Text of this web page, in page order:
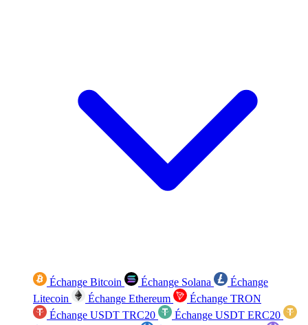
Échange Bitcoin Échange Solana
Échange
Litecoin
Échange Ethereum
Échange TRON
Échange USDT TRC20
Échange USDT ERC20